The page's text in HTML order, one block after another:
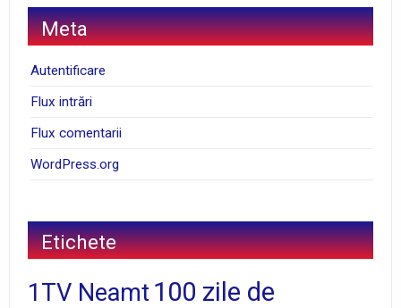
Meta
Autentificare
Flux intrări
Flux comentarii
WordPress.org
Etichete
1TV Neamt 100 zile de